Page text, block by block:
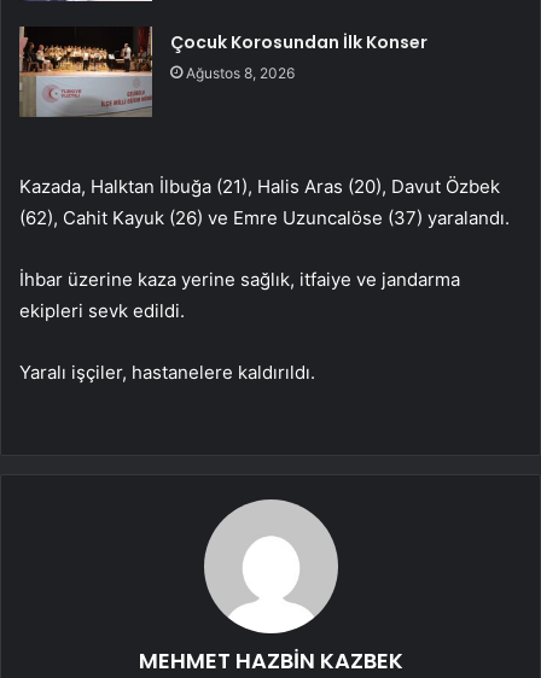
Çocuk Korosundan İlk Konser
Ağustos 8, 2026
Kazada, Halktan İlbuğa (21), Halis Aras (20), Davut Özbek
(62), Cahit Kayuk (26) ve Emre Uzuncalöse (37) yaralandı.
İhbar üzerine kaza yerine sağlık, itfaiye ve jandarma
ekipleri sevk edildi.
Yaralı işçiler, hastanelere kaldırıldı.
MEHMET HAZBİN KAZBEK